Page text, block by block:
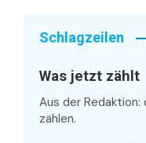
Schlagzeilen
Was jetzt zählt
Aus der
zählen.